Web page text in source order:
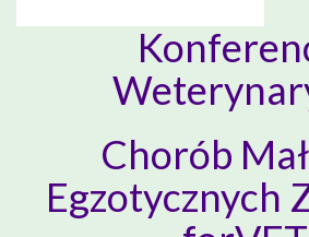
Chorób
Egzotycznych